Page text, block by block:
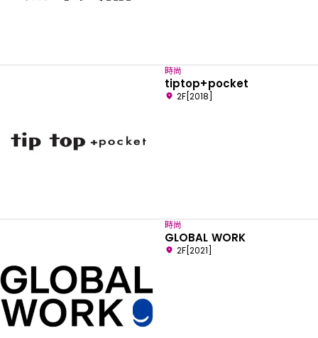
時尚
tiptop+pocket
2F[2018]
時尚
GLOBAL WORK
2F[2021]